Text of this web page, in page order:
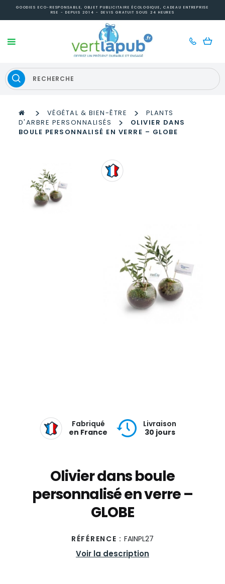
GOODIES ECO-RESPONSABLE, OBJET PUBLICITAIRE ÉCOLOGIQUE, CADEAU ENTREPRISE
RSE - DEPUIS 2014 - DEVIS GRATUIT SOUS 24 HEURES
> VÉGÉTAL & BIEN-ÊTRE >
PLANTS
D'ARBRE PERSONNALISÉS
>
OLIVIER DANS
BOULE PERSONNALISÉ EN VERRE – GLOBE
Fabriqué
en France
Livraison
30 jours
Olivier dans boule
personnalisé en verre –
GLOBE
RÉFÉRENCE : FAINPL27
Voir la description